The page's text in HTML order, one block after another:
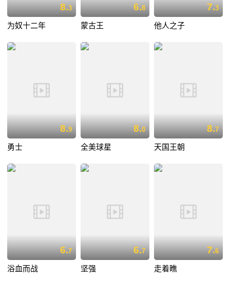
8.3
为奴十二年
6.8
蒙古王
7.3
他人之子
8.9
勇士
8.0
全美球星
8.7
天国王朝
6.7
浴血而战
6.7
坚强
7.6
走着瞧